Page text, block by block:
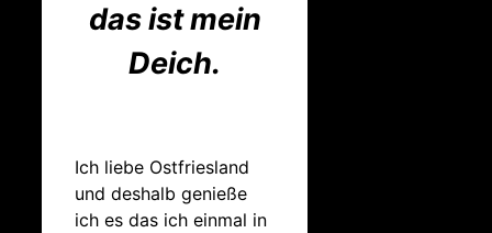
das ist mein
Deich.
Ich liebe Ostfriesland
und deshalb genieße
ich es das ich einmal in